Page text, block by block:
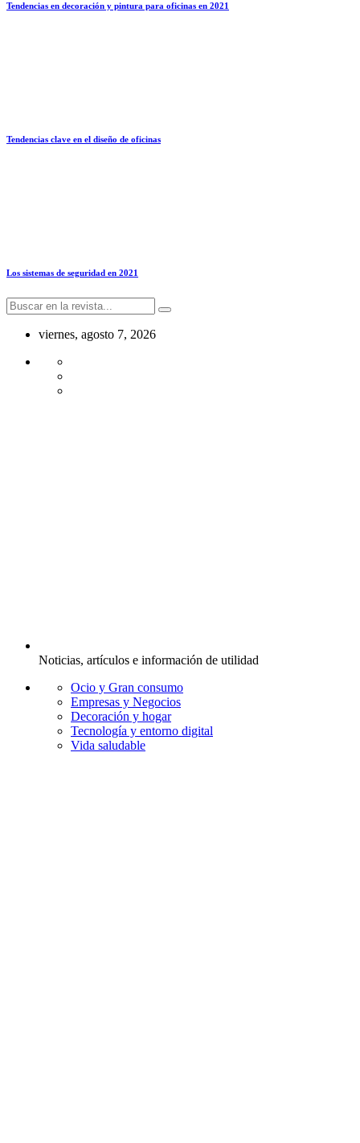
Tendencias en decoración y pintura para oficinas en 2021
Tendencias clave en el diseño de oficinas
Los sistemas de seguridad en 2021
viernes, agosto 7, 2026
Noticias, artículos e información de utilidad
Ocio y Gran consumo
Empresas y Negocios
Decoración y hogar
Tecnología y entorno digital
Vida saludable